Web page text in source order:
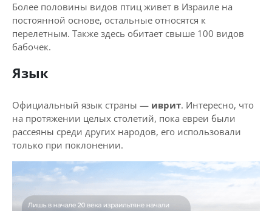
Более половины видов птиц живет в Израиле на
постоянной основе, остальные относятся к
перелетным. Также здесь обитает свыше 100 видов
бабочек.
Язык
Официальный язык страны — иврит. Интересно, что
на протяжении целых столетий, пока евреи были
рассеяны среди других народов, его использовали
только при поклонении.